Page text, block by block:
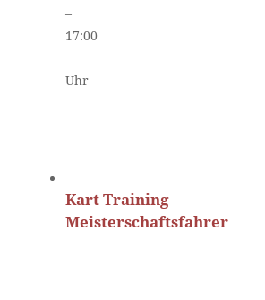
–
17:00
Uhr
Kart Training
Meisterschaftsfahrer